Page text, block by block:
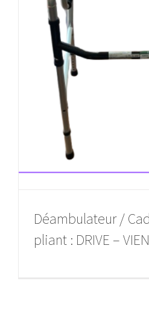
Déambulateur /
pliant : DRIVE –